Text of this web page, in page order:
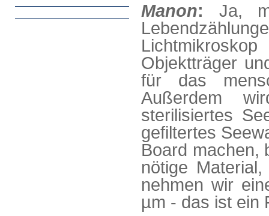
Manon: Ja,
Objektträger
für das
Außerdem
sterilisiertes
gefiltertes
Board machen,
nötige
nehmen wir
µm - das ist ein